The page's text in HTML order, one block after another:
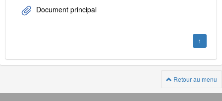
Document principal
1
Retour au menu
Navigation